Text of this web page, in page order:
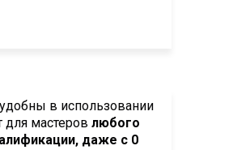
в использовании
для мастеров любого
даже с 0